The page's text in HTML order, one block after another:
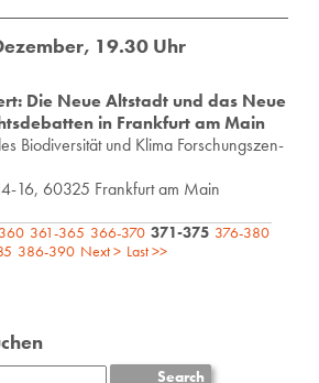
19.30 Uhr
Die Neue Altstadt und das Neue
in Frankfurt am Main
Bio­di­ver­si­tät und Klima For­schungs­zen­
16, 60325 Frank­furt am Main
361-365 366-370 371-375 376-380
386-390 Next > Last >>